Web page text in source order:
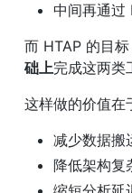
中间再通过
而 HTAP 的目
础上完成这两类
这样做的价值在
减少数据搬
降低架构复